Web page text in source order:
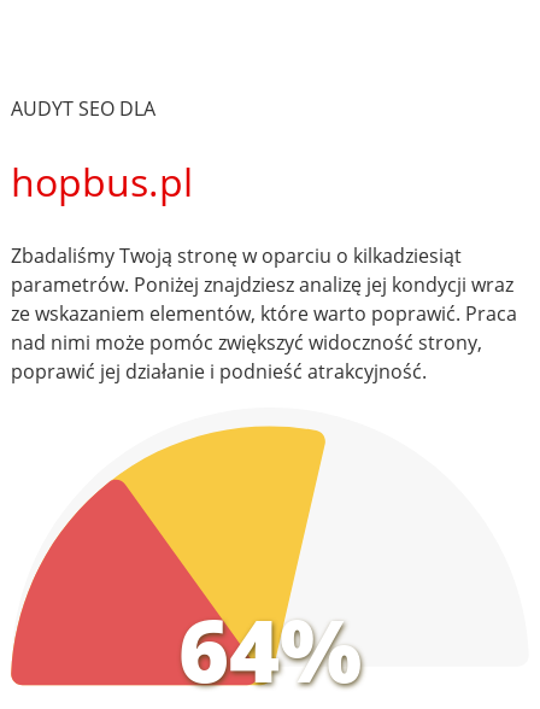
AUDYT SEO DLA
hopbus.pl
Zbadaliśmy Twoją stronę w oparciu o kilkadziesiąt
parametrów. Poniżej znajdziesz analizę jej kondycji wraz
ze wskazaniem elementów, które warto poprawić. Praca
nad nimi może pomóc zwiększyć widoczność strony,
poprawić jej działanie i podnieść atrakcyjność.
64%